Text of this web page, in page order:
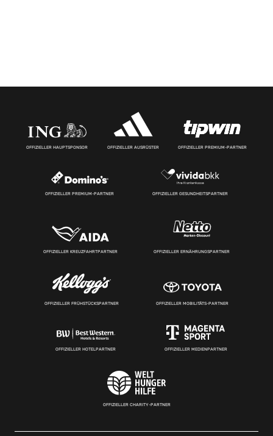
OFFIZIELLER HAUPTSPONSOR OFFIZIELLER AUSRÜSTER OFFIZIELLER PREMIUM-PARTNER
OFFIZIELLER PREMIUM-PARTNER OFFIZIELLER GESUNDHEITSPARTNER
OFFIZIELLER KREUZFAHRTPARTNER OFFIZIELLER ERNÄHRUNGSPARTNER
OFFIZIELLER FRÜHSTÜCKSPARTNER OFFIZIELLER MOBILITÄTS-PARTNER
OFFIZIELLER HOTELPARTNER OFFIZIELLER MEDIENPARTNER
OFFIZIELLER CHARITY-PARTNER